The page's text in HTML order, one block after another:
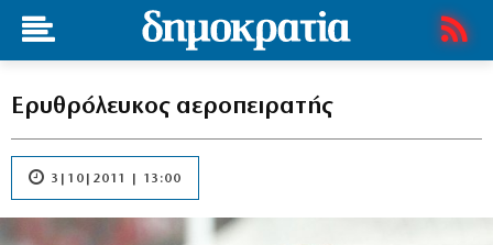
Ερυθρόλευκος αεροπειρατής
3|10|2011 | 13:00